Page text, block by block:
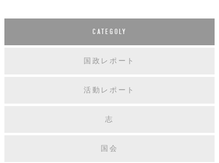
CATEGOLY
国政レポート
活動レポート
志
国会